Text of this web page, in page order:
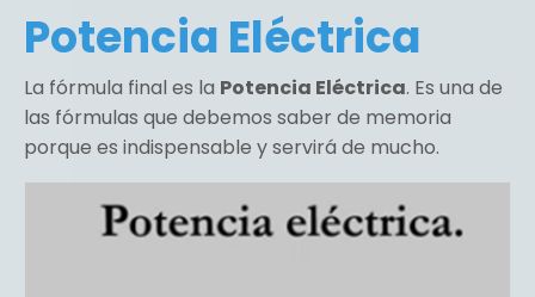
Potencia Eléctrica
La fórmula final es la Potencia Eléctrica. Es una de
las fórmulas que debemos saber de memoria
porque es indispensable y servirá de mucho.